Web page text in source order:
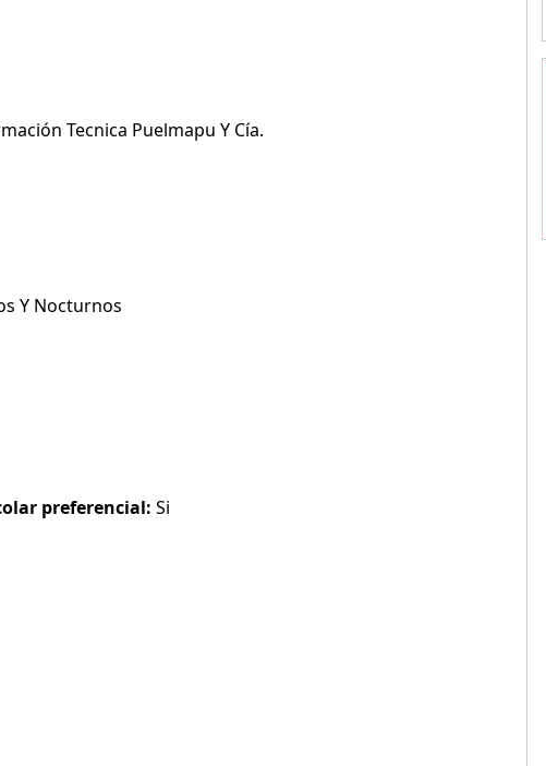
Tecnica Puelmapu Y Cía.
Y Nocturnos
preferencial: Si